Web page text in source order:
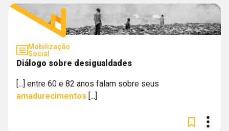
Mobilização
Social
Diálogo sobre desigualdades
[...] entre 60 e 82 anos falam sobre seus
amadurecimentos [...]